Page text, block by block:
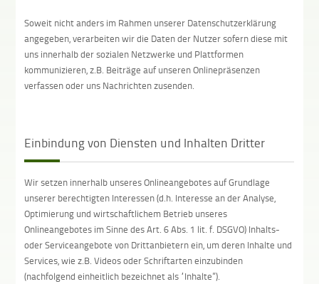
Soweit nicht anders im Rahmen unserer Datenschutzerklärung
angegeben, verarbeiten wir die Daten der Nutzer sofern diese mit
uns innerhalb der sozialen Netzwerke und Plattformen
kommunizieren, z.B. Beiträge auf unseren Onlinepräsenzen
verfassen oder uns Nachrichten zusenden.
Einbindung von Diensten und Inhalten Dritter
Wir setzen innerhalb unseres Onlineangebotes auf Grundlage
unserer berechtigten Interessen (d.h. Interesse an der Analyse,
Optimierung und wirtschaftlichem Betrieb unseres
Onlineangebotes im Sinne des Art. 6 Abs. 1 lit. f. DSGVO) Inhalts-
oder Serviceangebote von Drittanbietern ein, um deren Inhalte und
Services, wie z.B. Videos oder Schriftarten einzubinden
(nachfolgend einheitlich bezeichnet als “Inhalte”).